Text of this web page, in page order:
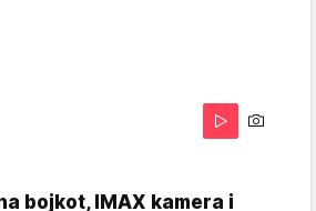
bojkot, IMAX kamera i